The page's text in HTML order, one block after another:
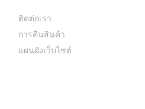
ติดต่อเรา
การคืนสินค้า
แผนผังเว็บไซต์